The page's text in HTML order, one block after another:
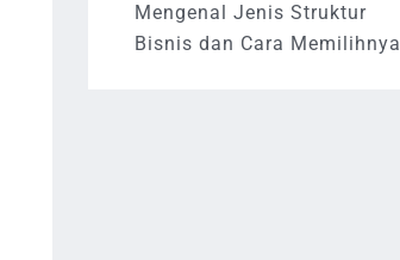
Mengenal Jenis Struktur
Bisnis dan Cara Memilihnya